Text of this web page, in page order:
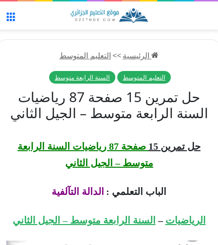
الرئيسية>>التعليم المتوسط
التعليم المتوسط السنة الرابعة متوسط
حل تمرين 15 صفحة 87 رياضيات
السنة الرابعة متوسط – الجيل الثاني
حل تمرين 15
صفحة 87 رياضيات السنة الرابعة
متوسط – الجيل الثاني
الباب التعلمي : الدالة التآلفية
الرياضيات – السنة الرابعة متوسط – الجيل الثاني